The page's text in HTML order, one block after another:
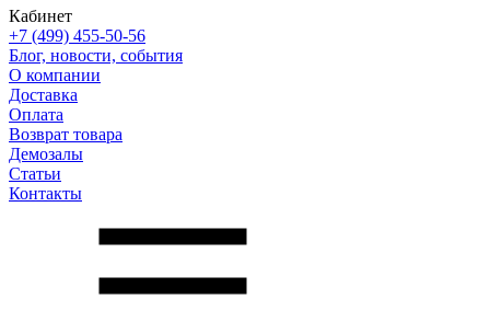
Кабинет
+7 (499) 455-50-56
Блог, новости, события
О компании
Доставка
Оплата
Возврат товара
Демозалы
Статьи
Контакты